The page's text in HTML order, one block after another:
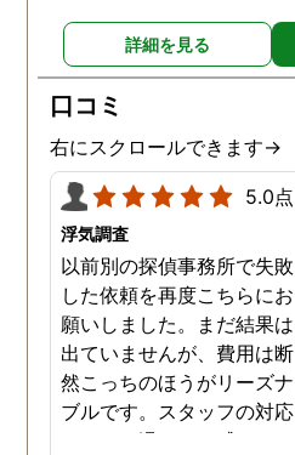
詳細を見る
口コミ
右にスクロールできます→
5.0点
浮気調査
以前別の探偵事務所で失敗
した依頼を再度こちらにお
願いしました。まだ結果は
出ていませんが、費用は断
然こっちのほうがリーズナ
ブルです。スタッフの対応
なんかも温かみを感じま